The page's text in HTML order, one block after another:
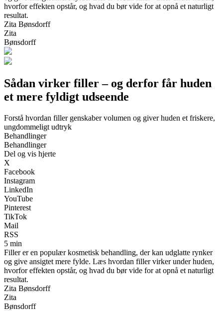
hvorfor effekten opstår, og hvad du bør vide for at opnå et naturligt
resultat.
Zita Bønsdorff
Zita
Bønsdorff
Sådan virker filler – og derfor får huden
et mere fyldigt udseende
Forstå hvordan filler genskaber volumen og giver huden et friskere,
ungdommeligt udtryk
Behandlinger
Behandlinger
Del og vis hjerte
X
Facebook
Instagram
LinkedIn
YouTube
Pinterest
TikTok
Mail
RSS
5 min
Filler er en populær kosmetisk behandling, der kan udglatte rynker
og give ansigtet mere fylde. Læs hvordan filler virker under huden,
hvorfor effekten opstår, og hvad du bør vide for at opnå et naturligt
resultat.
Zita Bønsdorff
Zita
Bønsdorff